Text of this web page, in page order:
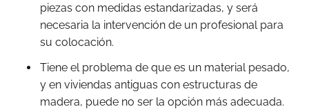
piezas con medidas estandarizadas, y será
necesaria la intervención de un profesional para
su colocación.
Tiene el problema de que es un material pesado,
y en viviendas antiguas con estructuras de
madera, puede no ser la opción más adecuada.